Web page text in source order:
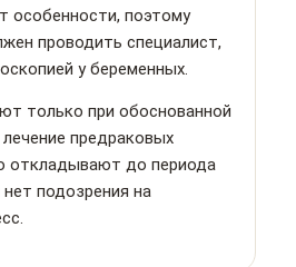
особенности, поэтому
проводить специалист,
у беременных.
только при обоснованной
предраковых
откладывают до периода
подозрения на